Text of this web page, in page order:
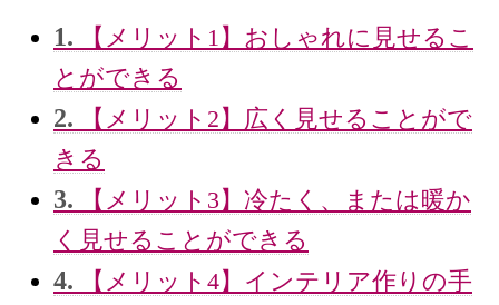
1. 【メリット1】おしゃれに見せるこ
とができる
2. 【メリット2】広く見せることがで
きる
3. 【メリット3】冷たく、または暖か
く見せることができる
4. 【メリット4】インテリア作りの手